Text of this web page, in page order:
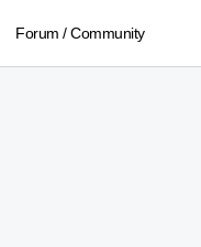
Forum / Community